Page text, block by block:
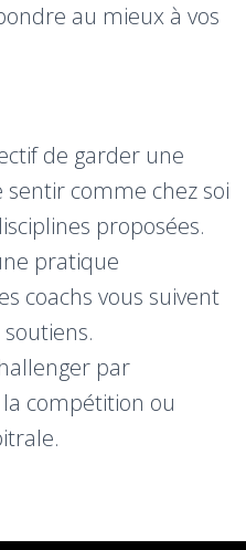
au mieux à vos
de garder une
comme chez soi
proposées.
pratique
coachs vous suivent
par
la compétition ou